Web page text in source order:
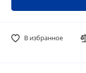
В избранное